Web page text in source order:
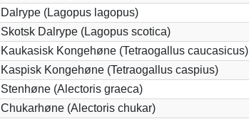
Dalrype (Lagopus lagopus)
Skotsk Dalrype (Lagopus scotica)
Kaukasisk Kongehøne (Tetraogallus caucasicus)
Kaspisk Kongehøne (Tetraogallus caspius)
Stenhøne (Alectoris graeca)
Chukarhøne (Alectoris chukar)